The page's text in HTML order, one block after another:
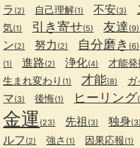
ラ (2) 自己理解(1) 不安(3)
気(1) 引き寄せ(5) 友達 (9)
ン(2) 努力 (2) 自分磨き (6)
(1) 進路(2) 浄化(4) 才能発
生まれ変わり (1) 才能(8) ガ
マ(3) 後悔(1) ヒーリング
金運 (23) 先祖 (3) 独身(3)
ルフ (2) 強さ (1) 因果応報(1)